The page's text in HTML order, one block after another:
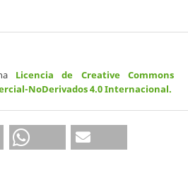
Licencia de Creative Commons
NoDerivados 4.0 Internacional.